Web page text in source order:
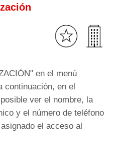
en el menú
continuación, en el
ver el nombre, la
y el número de teléfono
el acceso al